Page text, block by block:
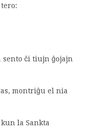
sento ĉi tiujn ĝojajn
montriĝu el nia
la Sankta